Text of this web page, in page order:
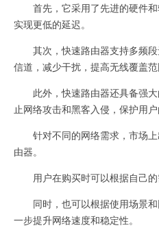
首先，它采用了先进的硬件和
实现更低的延迟。
其次，快速路由器支持多频段
信道，减少干扰，提高无线覆盖范
此外，快速路由器还具备强大
止网络攻击和黑客入侵，保护用户
针对不同的网络需求，市场上
由器。
用户在购买时可以根据自己的
同时，也可以根据使用场景和
一步提升网络速度和稳定性。